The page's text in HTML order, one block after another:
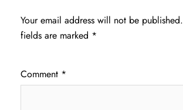
Your email address will not be published.
fields are marked *
Comment *